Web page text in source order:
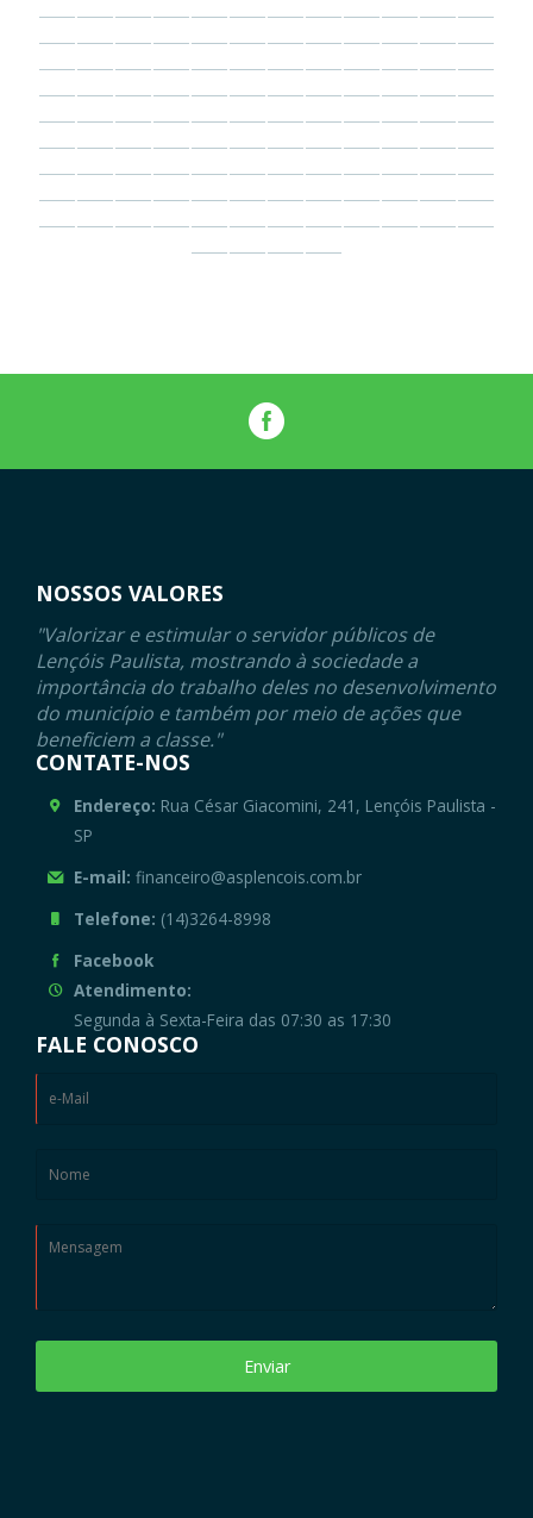
NOSSOS VALORES
"Valorizar e estimular o servidor públicos de
Lençóis Paulista, mostrando à sociedade a
importância do trabalho deles no desenvolvimento
do município e também por meio de ações que
beneficiem a classe."
CONTATE-NOS
Endereço: Rua César Giacomini, 241, Lençóis Paulista -
SP
E-mail: financeiro@asplencois.com.br
Telefone: (14)3264-8998
Facebook
Atendimento:
Segunda à Sexta-Feira das 07:30 as 17:30
FALE CONOSCO
Enviar